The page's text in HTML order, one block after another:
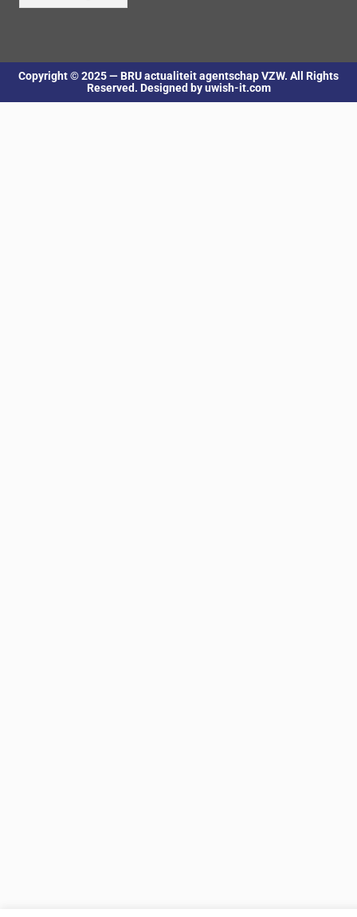
Copyright © 2025 — BRU actualiteit agentschap VZW. All Rights
Reserved. Designed by uwish-it.com